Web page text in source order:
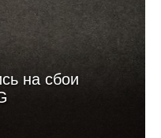
на сбои